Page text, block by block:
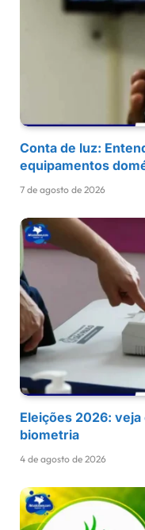
Conta de luz:
equipamentos
7 de agosto de 2026
Eleições 2026:
biometria
4 de agosto de 2026